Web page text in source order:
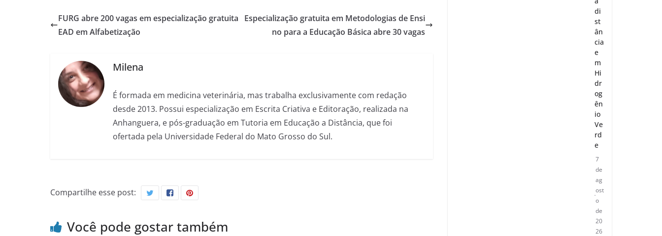
FURG abre 200 vagas em especialização gratuita
EAD em Alfabetização
Especialização gratuita em Metodologias de Ensi
no para a Educação Básica abre 30 vagas
Milena
É formada em medicina veterinária, mas trabalha exclusivamente com redação
desde 2013. Possui especialização em Escrita Criativa e Editoração, realizada na
Anhanguera, e pós-graduação em Tutoria em Educação a Distância, que foi
ofertada pela Universidade Federal do Mato Grosso do Sul.
Compartilhe esse post:
Você pode gostar também
di
st
ân
cia
e
m
Hi
dr
og
ên
io
Ve
rd
e
7
de
ag
ost
o
de
20
26